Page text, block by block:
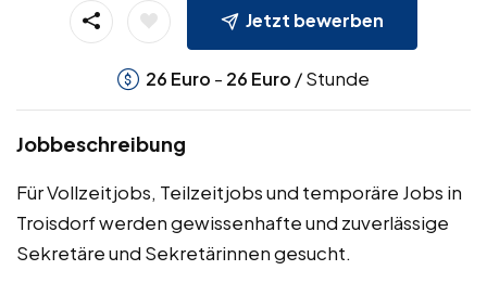
Jetzt bewerben
26 Euro - 26 Euro / Stunde
Jobbeschreibung
Für Vollzeitjobs, Teilzeitjobs und temporäre Jobs in
Troisdorf werden gewissenhafte und zuverlässige
Sekretäre und Sekretärinnen gesucht.